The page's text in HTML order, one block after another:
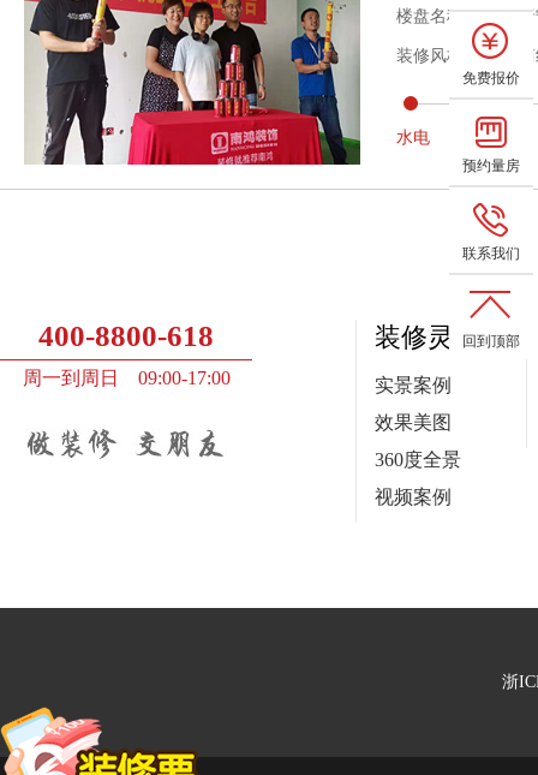
楼盘名称 ：龙湖
装修风格 ：现代
水电 泥工
400-8800-618
周一到周日 09:00-17:00
装修灵感
实景案例
效果美图
360度全景
视频案例
浙
免费报价
预约量房
联系我们
回到顶部